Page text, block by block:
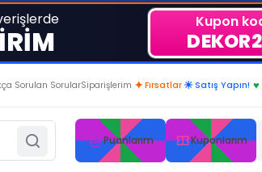
Kupon
KÂRDASINIZ...
Sorulan SorularSiparişlerim ✦ Fırsatlar ☀ Satış Yapın! ♥
Puanlarım Kuponlarım